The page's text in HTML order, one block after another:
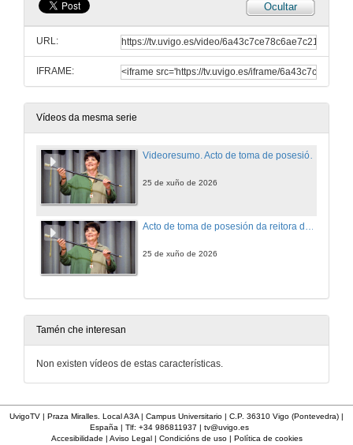
Ocultar
URL:
IFRAME:
Vídeos da mesma serie
Videoresumo. Acto de toma de posesión da reitora da Universidade de Vigo. Período 2026-2032
25 de xuño de 2026
25 de xuño de 2026
Tamén che interesan
Non existen vídeos de estas características.
UvigoTV | Praza Miralles. Local A3A | Campus Universitario | C.P. 36310 Vigo (Pontevedra) |
España | Tlf: +34 986811937 | tv@uvigo.es
Accesibilidade | Aviso Legal| Condicións de uso| Política de cookies